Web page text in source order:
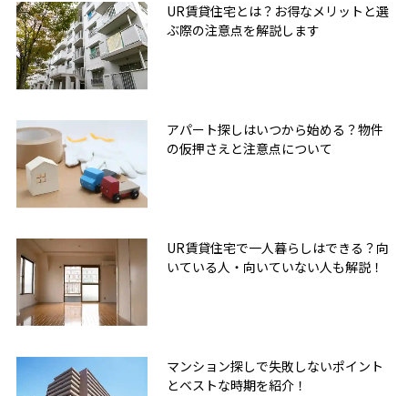
UR賃貸住宅とは？お得なメリットと選
ぶ際の注意点を解説します
アパート探しはいつから始める？物件
の仮押さえと注意点について
UR賃貸住宅で一人暮らしはできる？向
いている人・向いていない人も解説！
マンション探しで失敗しないポイント
とベストな時期を紹介！